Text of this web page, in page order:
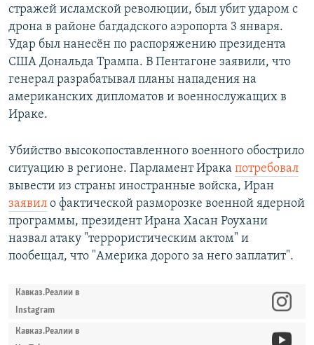
стражей исламской революции, был убит ударом с
дрона в районе багдадского аэропорта 3 января.
Удар был нанесён по распоряжению президента
США Дональда Трампа. В Пентагоне заявили, что
генерал разрабатывал планы нападения на
американских дипломатов и военнослужащих в
Ираке.
Убийство высокопоставленного военного обострило
ситуацию в регионе. Парламент Ирака потребовал
вывести из страны иностранные войска, Иран
заявил о фактической разморозке военной ядерной
программы, президент Ирана Хасан Роухани
назвал атаку "террористическим актом" и
пообещал, что "Америка дорого за него заплатит".
Кавказ.Реалии в
Instagram
Кавказ.Реалии в